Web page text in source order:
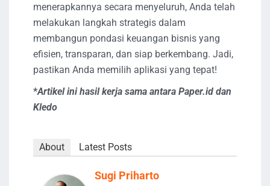
menerapkannya secara menyeluruh, Anda telah
melakukan langkah strategis dalam
membangun pondasi keuangan bisnis yang
efisien, transparan, dan siap berkembang. Jadi,
pastikan Anda memilih aplikasi yang tepat!
*Artikel ini hasil kerja sama antara Paper.id dan
Kledo
About Latest Posts
Sugi Priharto